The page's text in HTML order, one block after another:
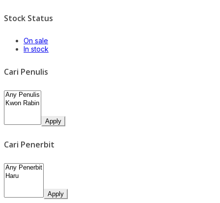
Stock Status
On sale
In stock
Cari Penulis
Apply
Cari Penerbit
Apply